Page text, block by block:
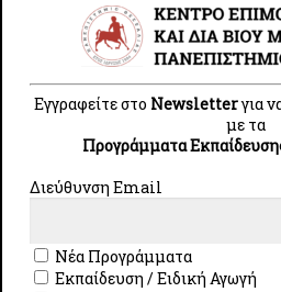
Ελληνικό Κέντρο
Διαταραχών, μία
(Σάββατο-Κυριακή
Σάββατο-Κυριακή).
Εγγραφείτε στο Newsletterγια
με τα
Προγράμματα
Διεύθυνση Email
Νέα Προγράμματα
Εκπαίδευση / Ειδική Αγωγή